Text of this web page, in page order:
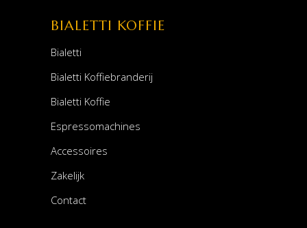
BIALETTI KOFFIE
Bialetti
Bialetti Koffiebranderij
Bialetti Koffie
Espressomachines
Accessoires
Zakelijk
Contact